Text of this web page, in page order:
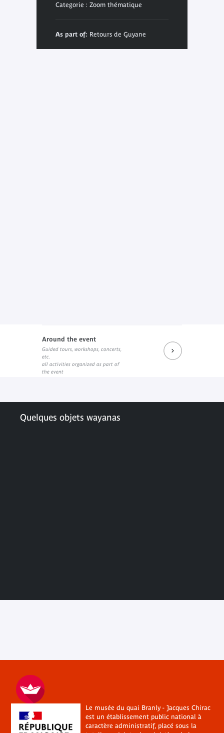
Categorie : Zoom thématique
As part of: Retours de Guyane
Around the event
Guided tours, workshops, concerts,
etc.
all activities organized as part of
the event
Quelques objets wayanas
Le musée du quai Branly - Jacques Chirac
est un établissement public national à
caractère administratif, placé sous la